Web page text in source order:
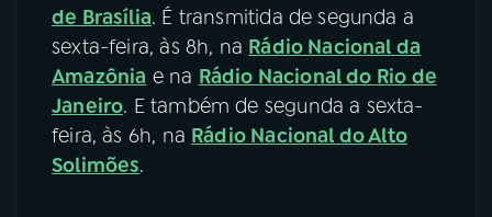
de Brasília. É transmitida de segunda a
sexta-feira, às 8h, na Rádio Nacional da
Amazônia e na Rádio Nacional do Rio de
Janeiro. E também de segunda a sexta-
feira, às 6h, na Rádio Nacional do Alto
Solimões.